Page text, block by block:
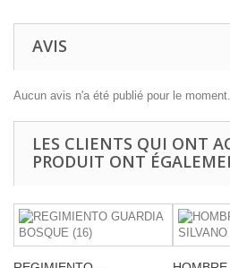
AVIS
Aucun avis n'a été publié pour le moment.
LES CLIENTS QUI ONT
PRODUIT ONT